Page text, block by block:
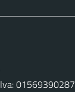
01569390287